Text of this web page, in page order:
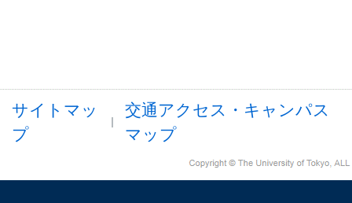
サイトマッ
プ
交通アクセス・キャンパス
マップ